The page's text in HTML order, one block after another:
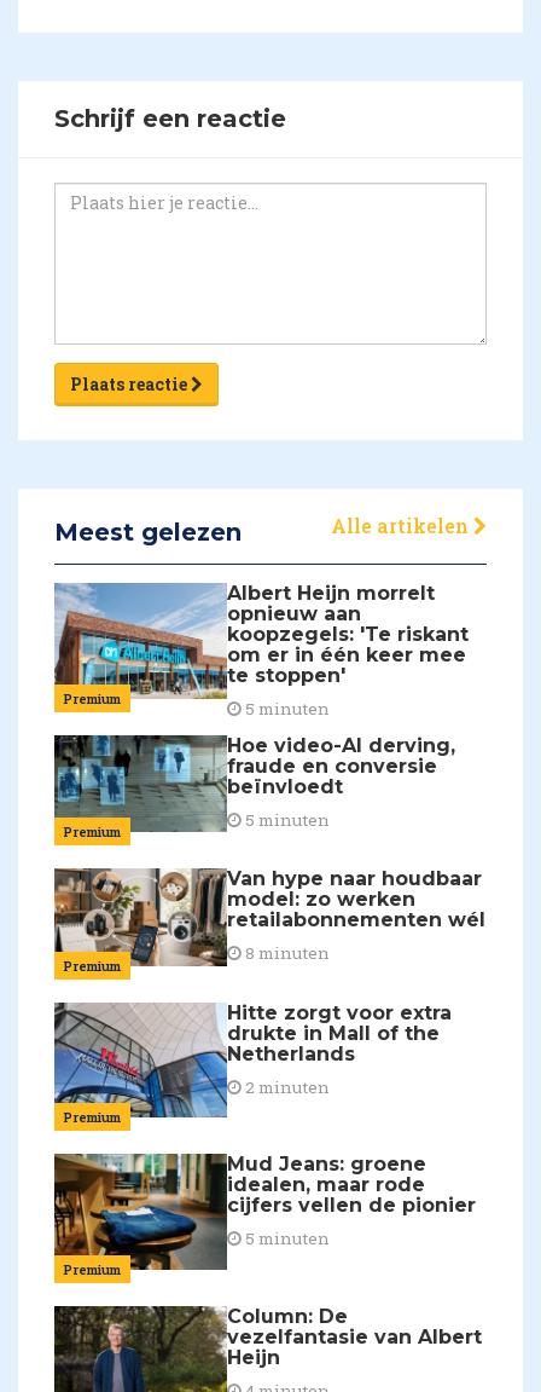
Schrijf een reactie
Plaats reactie
Meest gelezen Alle artikelen
Premium
Albert Heijn morrelt
opnieuw aan
koopzegels: 'Te riskant
om er in één keer mee
te stoppen'
5 minuten
Premium
Hoe video-AI derving,
fraude en conversie
beïnvloedt
5 minuten
Premium
Van hype naar houdbaar
model: zo werken
retailabonnementen wél
8 minuten
Premium
Hitte zorgt voor extra
drukte in Mall of the
Netherlands
2 minuten
Premium
Mud Jeans: groene
idealen, maar rode
cijfers vellen de pionier
5 minuten
Column: De
vezelfantasie van Albert
Heijn